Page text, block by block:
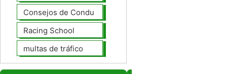
Consejos de Conducción
Racing School
multas de tráfico